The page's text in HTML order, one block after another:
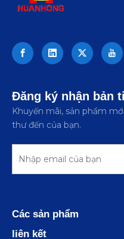
Đăng ký nhận bản
Khuyến mãi, sản phẩm
thư đến của bạn.
Các sản phẩm
liên kết